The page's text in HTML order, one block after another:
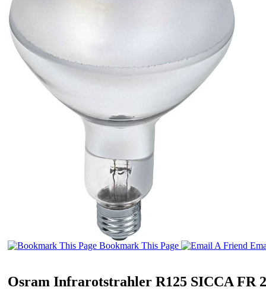
Bookmark This Page
Osram Infrarotstrahler R125 SICCA FR